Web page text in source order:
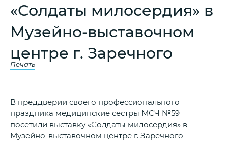
«Солдаты милосердия» в
Музейно-выставочном
центре г. Заречного
Печать
В преддверии своего профессионального
праздника медицинские сестры МСЧ №59
посетили выставку «Солдаты милосердия» в
Музейно-выставочном центре г. Заречного